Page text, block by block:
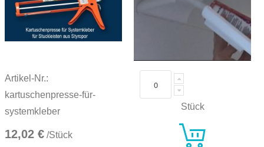
Artikel-Nr.:
kartuschenpresse-für-
systemkleber
12,02 € /Stück
Stück